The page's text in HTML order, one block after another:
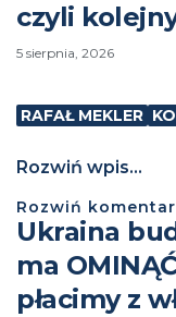
czyli
5 sierpnia, 2026
RAFAŁ MEKLER
Rozwiń wpis...
Rozwiń
Ukraina
ma
płacimy z